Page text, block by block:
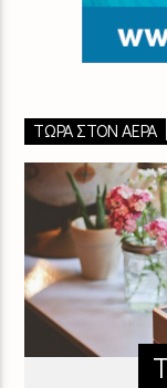
ΤΏΡΑ ΣΤΟΝ ΑΈΡΑ